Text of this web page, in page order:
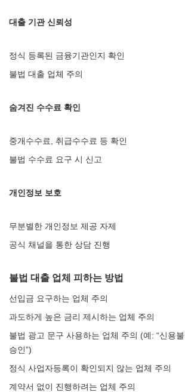
대출 기관 신뢰성
정식 등록된 금융기관인지 확인
불법 대출 업체 주의
숨겨진 수수료 확인
중개수수료, 취급수수료 등 확인
불법 수수료 요구 시 신고
개인정보 보호
무분별한 개인정보 제공 자제
공식 채널을 통한 상담 진행
불법 대출 업체 피하는 방법
선입금 요구하는 업체 주의
과도하게 높은 금리 제시하는 업체 주의
불법 광고 문구 사용하는 업체 주의 (예: “신용
승인”)
정식 사업자등록이 확인되지 않는 업체 주의
계약서 없이 진행하려는 업체 주의